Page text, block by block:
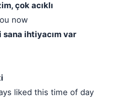
çok acıklı
now
sana ihtiyacım var
liked this time of day